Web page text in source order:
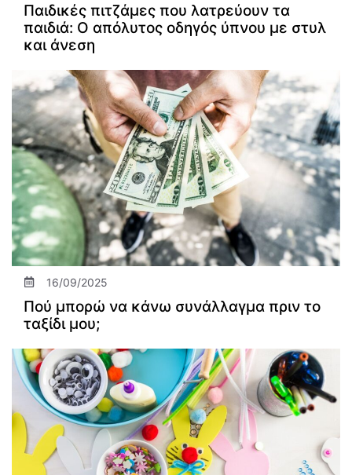
Παιδικές πιτζάμες που λατρεύουν τα
παιδιά: Ο απόλυτος οδηγός ύπνου με στυλ
και άνεση
16/09/2025
Πού μπορώ να κάνω συνάλλαγμα πριν το
ταξίδι μου;